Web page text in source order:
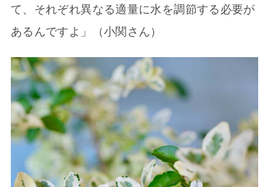
て、それぞれ異なる適量に水を調節する必要が
あるんですよ」（小関さん）